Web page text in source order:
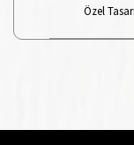
Özel